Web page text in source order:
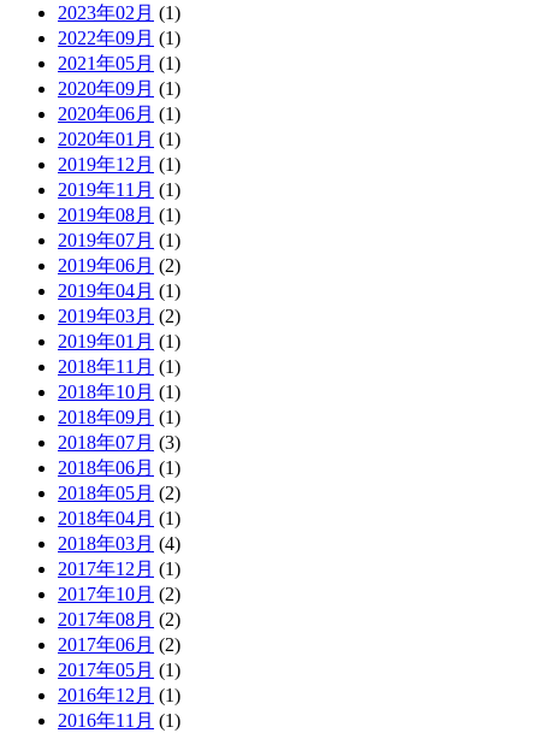
2023年02月 (1)
2022年09月 (1)
2021年05月 (1)
2020年09月 (1)
2020年06月 (1)
2020年01月 (1)
2019年12月 (1)
2019年11月 (1)
2019年08月 (1)
2019年07月 (1)
2019年06月 (2)
2019年04月 (1)
2019年03月 (2)
2019年01月 (1)
2018年11月 (1)
2018年10月 (1)
2018年09月 (1)
2018年07月 (3)
2018年06月 (1)
2018年05月 (2)
2018年04月 (1)
2018年03月 (4)
2017年12月 (1)
2017年10月 (2)
2017年08月 (2)
2017年06月 (2)
2017年05月 (1)
2016年12月 (1)
2016年11月 (1)